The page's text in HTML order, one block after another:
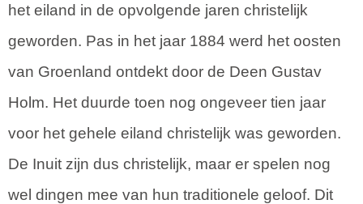
het eiland in de opvolgende jaren christelijk
geworden. Pas in het jaar 1884 werd het oosten
van Groenland ontdekt door de Deen Gustav
Holm. Het duurde toen nog ongeveer tien jaar
voor het gehele eiland christelijk was geworden.
De Inuit zijn dus christelijk, maar er spelen nog
wel dingen mee van hun traditionele geloof. Dit